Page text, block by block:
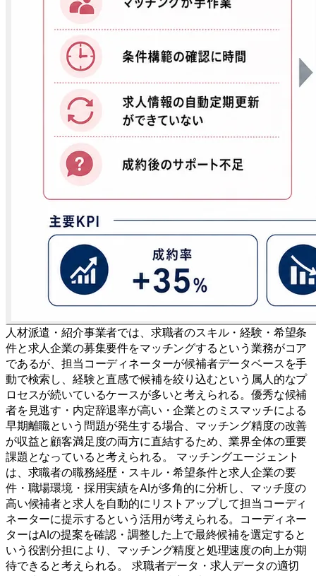
人材派遣・紹介事業者では、求職者のスキル・経験・希望条
件と求人企業の募集要件をマッチングするという業務がコア
であるが、担当コーディネーターが候補者データベースを手
動で検索し、経験と直感で候補を絞り込むという属人的なプ
ロセスが続いているケースが多いと考えられる。優秀な候補
者を見逃す・内定辞退率が高い・企業とのミスマッチによる
早期離職という問題が発生する場合、マッチング精度の改善
が収益と顧客満足度の両方に直結するため、業界全体の重要
課題となっていると考えられる。 マッチングエージェント
は、求職者の職務経歴・スキル・希望条件と求人企業の要
件・職場環境・採用実績をAIが多角的に分析し、マッチ度の
高い候補者と求人を自動的にリストアップして担当コーディ
ネーターに提示するという活用が考えられる。コーディネー
ターはAIの提案を確認・調整した上で最終候補を選定すると
いう役割分担により、マッチング精度と処理速度の向上が期
待できると考えられる。 求職者データ・求人データの適切